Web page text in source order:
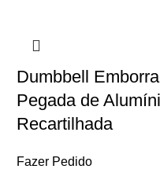
Dumbbell
Pegada de
Recartilhada
Fazer Pedido